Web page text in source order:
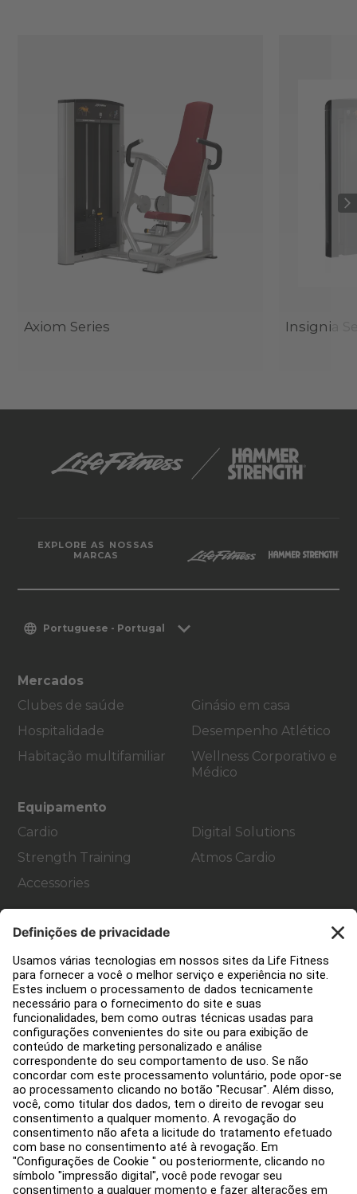
Axiom Series Insignia
EXPLORE AS NOSSAS
MARCAS
Portuguese - Portugal
Mercados
Clubes de saúde
Hospitalidade
Habitação multifamiliar
Ginásio em casa
Desempenho Atlético
Wellness Corporativo e
Médico
Equipamento
Cardio
Strength Training
Accessories
Digital Solutions
Atmos Cardio
Decoração de ginásios
Hub de Serviços
Centro de Educação
Sobre nós
Encontre um distribuidor
Encontre uma loja
Avisos legais
Acessibilidade
Faça login no Facility Connect